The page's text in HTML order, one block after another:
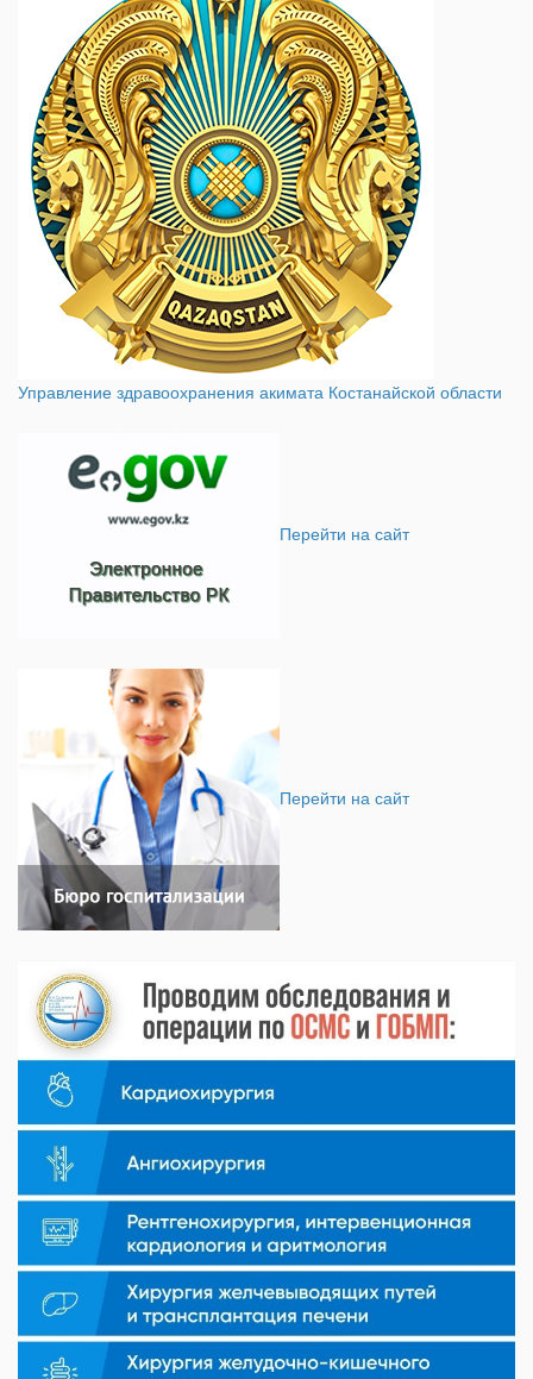
Управление здравоохранения акимата Костанайской области
Перейти на сайт
Перейти на сайт